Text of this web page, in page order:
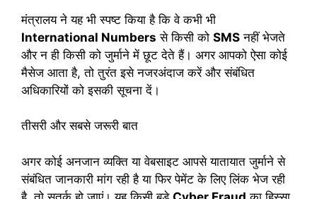
मंत्रालय ने यह भी स्पष्ट किया है कि वे कभी भी
International Numbers से किसी को SMS नहीं भेजते
और न ही किसी को जुर्माने में छूट देते हैं। अगर आपको ऐसा कोई
मैसेज आता है, तो तुरंत इसे नजरअंदाज करें और संबंधित
अधिकारियों को इसकी सूचना दें।
तीसरी और सबसे जरूरी बात
अगर कोई अनजान व्यक्ति या वेबसाइट आपसे यातायात जुर्माने से
संबंधित जानकारी मांग रही है या फिर पेमेंट के लिए लिंक भेज रही